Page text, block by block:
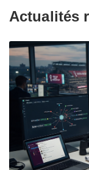
Actualités